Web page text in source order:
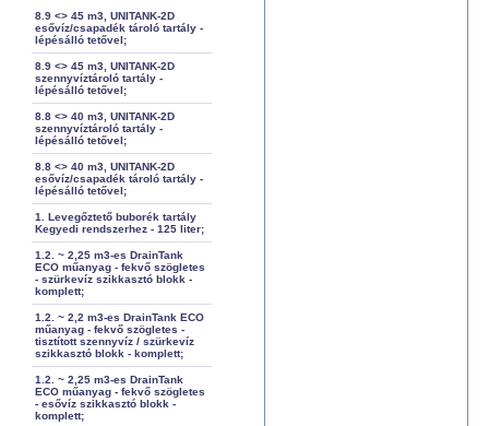
8.9 <> 45 m3, UNITANK-2D
esővíz/csapadék tároló tartály -
lépésálló tetővel;
8.9 <> 45 m3, UNITANK-2D
szennyvíztároló tartály -
lépésálló tetővel;
8.8 <> 40 m3, UNITANK-2D
szennyvíztároló tartály -
lépésálló tetővel;
8.8 <> 40 m3, UNITANK-2D
esővíz/csapadék tároló tartály -
lépésálló tetővel;
1. Levegőztető buborék tartály
Kegyedi rendszerhez - 125 liter;
1.2. ~ 2,25 m3-es DrainTank
ECO műanyag - fekvő szögletes
- szürkevíz szikkasztó blokk -
komplett;
1.2. ~ 2,2 m3-es DrainTank ECO
műanyag - fekvő szögletes -
tisztított szennyvíz / szürkevíz
szikkasztó blokk - komplett;
1.2. ~ 2,25 m3-es DrainTank
ECO műanyag - fekvő szögletes
- esővíz szikkasztó blokk -
komplett;